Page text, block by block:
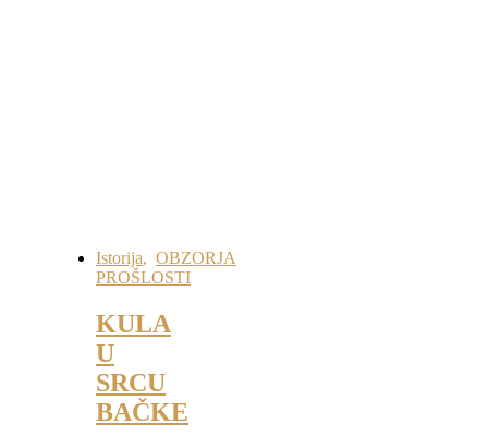
Istorija, OBZORJA
PROŠLOSTI
KULA
U
SRCU
BAČKE